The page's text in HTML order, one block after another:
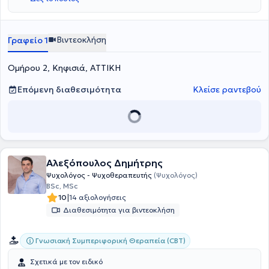
Focused Therapy - CFT).
ψυχολογικής υποστήριξης σε εργαζόμενους και τις οικογένειές
τους.
Γραφείο 1 Βιντεοκλήση
Ομήρου 2, Κηφισιά, ΑΤΤΙΚΗ
Επόμενη διαθεσιμότητα
Κλείσε ραντεβού
Αλεξόπουλος Δημήτρης
Ψυχολόγος - Ψυχοθεραπευτής (Ψυχολόγος)
BSc, MSc
10|14 αξιολογήσεις
Διαθεσιμότητα για βιντεοκλήση
Γνωσιακή Συμπεριφορική Θεραπεία (CBT)
Σχετικά με τον ειδικό